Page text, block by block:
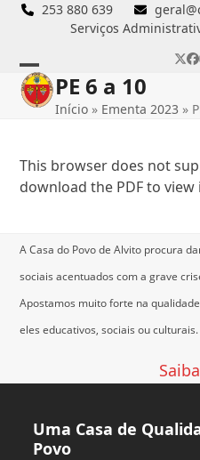
Skip
253 880 639
Serviços
Open
mobile
Close
mobile
PE 6 a 10
Início » Ementa 2023 »
This browser does not
download the PDF to view
A Casa do Povo de Alvito procura
sociais acentuados com a grave
Apostamos muito forte na
eles educativos, sociais ou culturais.
Uma Casa de
Povo